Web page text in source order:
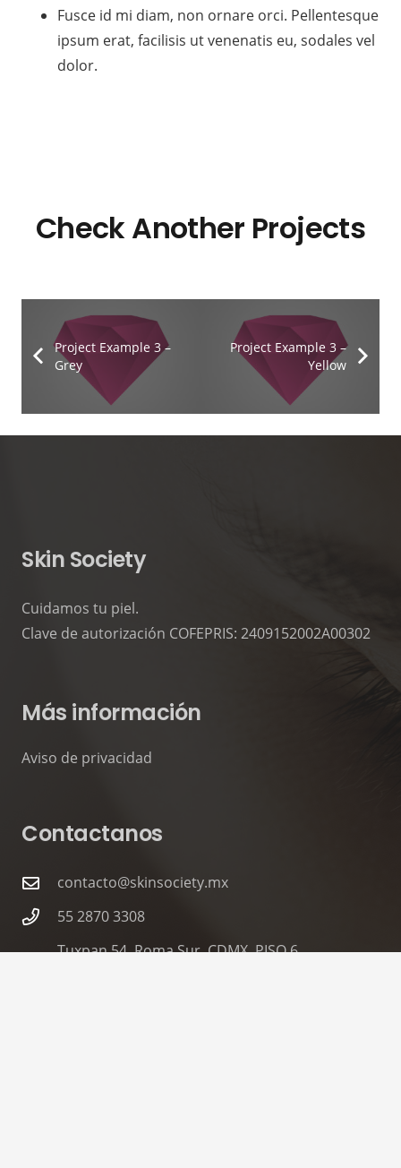
Fusce id mi diam, non ornare orci. Pellentesque
ipsum erat, facilisis ut venenatis eu, sodales vel
dolor.
Check Another Projects
Project Example 3 –
Grey
Project Example 3 –
Yellow
Skin Society
Cuidamos tu piel.
Clave de autorización COFEPRIS: 2409152002A00302
Más información
Aviso de privacidad
Contactanos
contacto@skinsociety.mx
55 2870 3308
Tuxpan 54. Roma Sur, CDMX. PISO 6,